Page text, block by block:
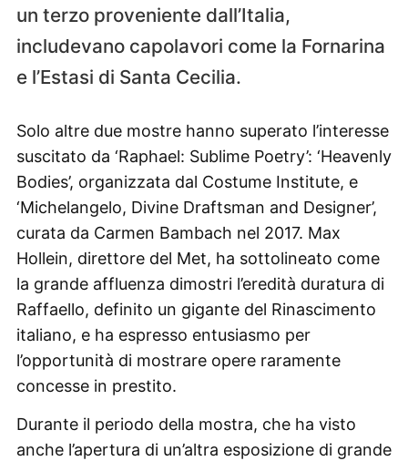
un terzo proveniente dall’Italia,
includevano capolavori come la Fornarina
e l’Estasi di Santa Cecilia.
Solo altre due mostre hanno superato l’interesse
suscitato da ‘Raphael: Sublime Poetry’: ‘Heavenly
Bodies’, organizzata dal Costume Institute, e
‘Michelangelo, Divine Draftsman and Designer’,
curata da Carmen Bambach nel 2017. Max
Hollein, direttore del Met, ha sottolineato come
la grande affluenza dimostri l’eredità duratura di
Raffaello, definito un gigante del Rinascimento
italiano, e ha espresso entusiasmo per
l’opportunità di mostrare opere raramente
concesse in prestito.
Durante il periodo della mostra, che ha visto
anche l’apertura di un’altra esposizione di grande